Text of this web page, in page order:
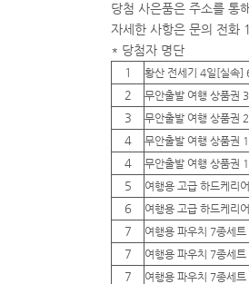
당첨 사은품은 주소를 통
자세한 사항은 문의 전화
* 당첨자 명단
1 황산 전세기 4일[실속]
2
무안출발 여행 상품권
3
무안출발 여행 상품권
4
무안출발 여행 상품권
4
무안출발 여행 상품권
5
여행용 고급 하드케리
6
여행용 고급 하드케리
7
여행용 파우치 7종세트
7
여행용 파우치 7종세트
7
여행용 파우치 7종세트